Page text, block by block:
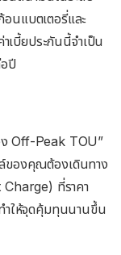
อนแบตเตอรี่และ
เบี้ยประกันนี้จำเป็น
ปี
Off-Peak TOU”
ของคุณต้องเดินทาง
Charge) ที่ราคา
ำให้จุดคุ้มทุนนานขึ้น